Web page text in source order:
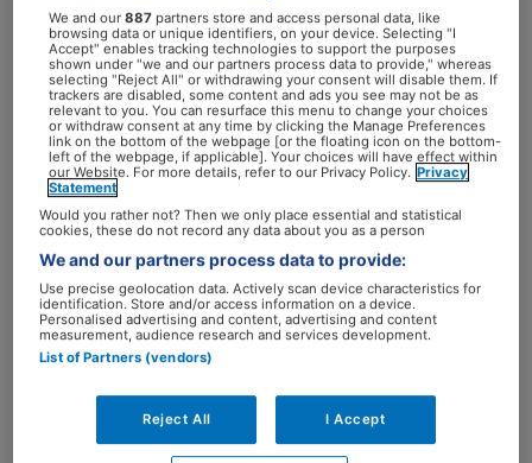
beste zorg te bieden”, vertelt
fysiotherapeut Jaap Wonders.
Wonders is fysiotherapeut in Leiden, heeft
verschillende masters gedaan en is zich gaan
verdiepen in leefstijl. “Ik ben al jaren bezig
met leefstijl en gezondheid, ook als
fysiotherapeut”, vertelt hij. “Er zijn natuurlijk
verschillende beroepsgroepen die zich
bezighouden met leefstijl, maar ik vind het
juist heel belangrijk dat leefstijl binnen de
bestaande zorg een plek krijgt. Daarom ben ik
mijn werk, heb ik er een populair-
wetenschappelijk boek over geschreven en
We and our887 partners store and access personal data, like
browsing data or unique identifiers, on your device. Selecting "I
Accept" enables tracking technologies to support the purposes
shown under "we and our partners process data to provide," whereas
selecting "Reject All" or withdrawing your consent will disable them. If
trackers are disabled, some content and ads you see may not be as
relevant to you. You can resurface this menu to change your choices
or withdraw consent at any time by clicking the Manage Preferences
link on the bottom of the webpage [or the floating icon on the bottom-
left of the webpage, if applicable]. Your choices will have effect within
our Website. For more details, refer to our Privacy Policy. Privacy
Statement
Would you rather not? Then we only place essential and statistical
cookies, these do not record any data about you as a person
We and our partners process data to provide:
Use precise geolocation data. Actively scan device characteristics for
identification. Store and/or access information on a device.
Personalised advertising and content, advertising and content
measurement, audience research and services development.
List of Partners (vendors)
Reject All I Accept